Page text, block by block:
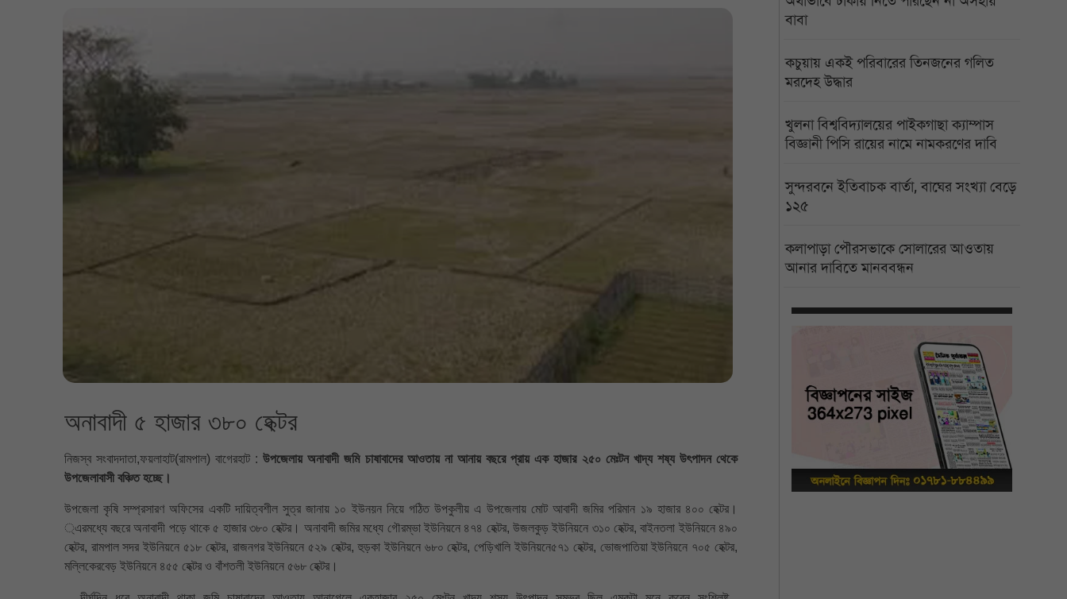
অনাবাদী ৫ হাজার ৩৮০ হেক্টর
নিজস্ব সংবাদদাতা,ফয়লাহাট(রামপাল) বাগেরহাট :উপজেলায় অনাবাদী জমি চাষাবাদের আওতায় না আনায় বছরে প্রায় এক হাজার ২৫০ মেঃটন খাদ্য শষ্য উৎপাদন থেকে
উপজেলাবাসী বঞ্চিত হচ্ছে।
উপজেলা কৃষি সম্প্রসারণ অফিসের একটি দায়িত্বশীল সুত্র জানায় ১০ ইউনয়ন নিয়ে গঠিত উপকুলীয় এ উপজেলায় মোট আবাদী জমির পরিমান ১৯ হাজার ৪০০ হেক্টর।
্এরমধ্যে বছরে অনাবাদী পড়ে থাকে ৫ হাজার ৩৮০ হেক্টর। অনাবাদী জমির মধ্যে গৌরম্ভা ইউনিয়নে ৪৭৪ হেক্টর, উজলকুড় ইউনিয়নে ৩১০ হেক্টর, বাইনতলা ইউনিয়নে ৪৯০
হেক্টর, রামপাল সদর ইউনিয়নে ৫১৮ হেক্টর, রাজনগর ইউনিয়নে ৫২৯ হেক্টর, হুড়কা ইউনিয়নে ৬৮০ হেক্টর, পেড়িখালি ইউনিয়নে৫৭১ হেক্টর, ভোজপাতিয়া ইউনিয়নে ৭০৫ হেক্টর,
মল্লিকেরবেড় ইউনিয়নে ৪৫৫ হেক্টর ও বাঁশতলী ইউনিয়নে ৫৬৮ হেক্টর।
বাবা
কচুয়ায় একই পরিবারের তিনজনের গলিত
মরদেহ উদ্ধার
খুলনা বিশ্ববিদ্যালয়ের পাইকগাছা ক্যাম্পাস
বিজ্ঞানী পিসি রায়ের নামে নামকরণের দাবি
সুন্দরবনে ইতিবাচক বার্তা, বাঘের সংখ্যা বেড়ে
১২৫
কলাপাড়া পৌরসভাকে সোলারের আওতায়
আনার দাবিতে মানববন্ধন